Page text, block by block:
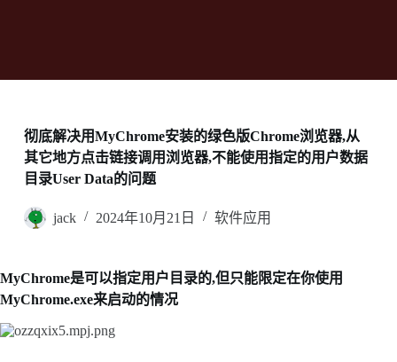
彻底解决用MyChrome安装的绿色版Chrome浏览器,从
其它地方点击链接调用浏览器,不能使用指定的用户数据
目录User Data的问题
jack 2024年10月21日 软件应用
MyChrome是可以指定用户目录的,但只能限定在你使用
MyChrome.exe来启动的情况